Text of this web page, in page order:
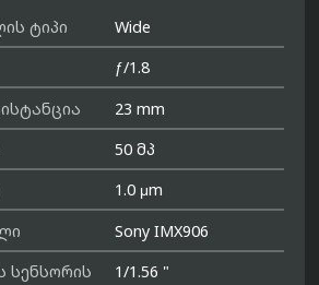
ტიპი
Wide
ƒ/1.8
23 mm
50 მპ
1.0 μm
Sony IMX906
სენსორის
1/1.56 "